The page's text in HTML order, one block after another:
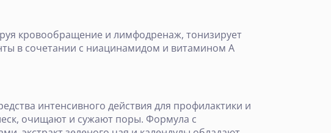
кровообращение и лимфодренаж, тонизирует
в сочетании с ниацинамидом и витамином А
интенсивного действия для профилактики и
очищают и сужают поры. Формула с